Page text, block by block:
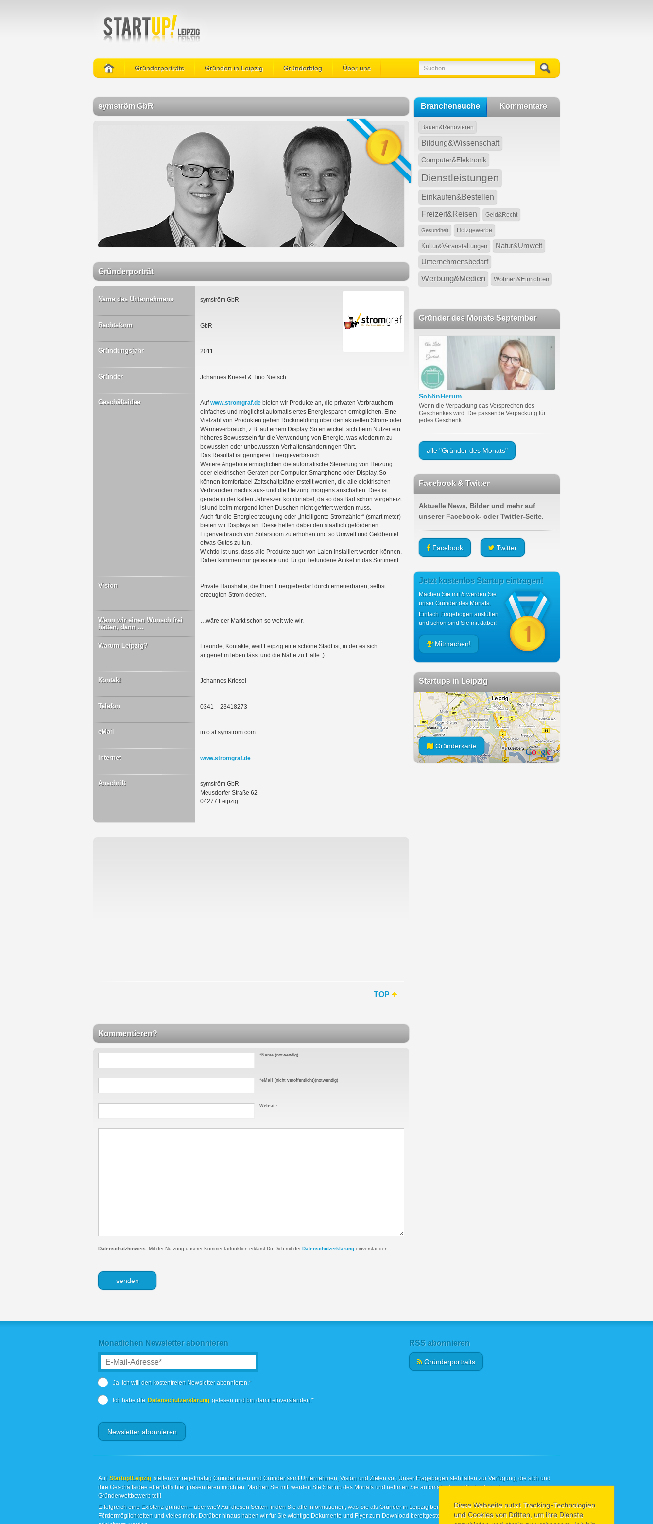
Gründerporträts Gründen in Leipzig Gründerblog Über uns
symström GbR
Gründerporträt
Name des Unternehmens symström GbR
Rechtsform GbR
Gründungsjahr 2011
Gründer Johannes Kriesel & Tino Nietsch
Geschäftsidee Aufwww.stromgraf.de bieten wir Produkte an, die privaten Verbrauchern
einfaches und möglichst automatisiertes Energiesparen ermöglichen. Eine
Vielzahl von Produkten geben Rückmeldung über den aktuellen Strom- oder
Wärmeverbrauch, z.B. auf einem Display. So entwickelt sich beim Nutzer ein
höheres Bewusstsein für die Verwendung von Energie, was wiederum zu
bewussten oder unbewussten Verhaltensänderungen führt.
Das Resultat ist geringerer Energieverbrauch.
Weitere Angebote ermöglichen die automatische Steuerung von Heizung
oder elektrischen Geräten per Computer, Smartphone oder Display. So
können komfortabel Zeitschaltpläne erstellt werden, die alle elektrischen
Verbraucher nachts aus- und die Heizung morgens anschalten. Dies ist
gerade in der kalten Jahreszeit komfortabel, da so das Bad schon vorgeheizt
ist und beim morgendlichen Duschen nicht gefriert werden muss.
Auch für die Energieerzeugung oder „intelligente Stromzähler“ (smart meter)
bieten wir Displays an. Diese helfen dabei den staatlich geförderten
Eigenverbrauch von Solarstrom zu erhöhen und so Umwelt und Geldbeutel
etwas Gutes zu tun.
Wichtig ist uns, dass alle Produkte auch von Laien installiert werden können.
Daher kommen nur getestete und für gut befundene Artikel in das Sortiment.
Vision
Private Haushalte, die Ihren Energiebedarf durch erneuerbaren, selbst
erzeugten Strom decken.
Wenn wir einen Wunsch frei
hätten, dann …
…wäre der Markt schon so weit wie wir.
Warum Leipzig?
Freunde, Kontakte, weil Leipzig eine schöne Stadt ist, in der es sich
angenehm leben lässt und die Nähe zu Halle ;)
Kontakt Johannes Kriesel
Telefon 0341 – 23418273
eMail info at symstrom.com
Internet www.stromgraf.de
Anschrift
symström GbR
Meusdorfer Straße 62
04277 Leipzig
TOP
Kommentieren?
*Name (notwendig)
*eMail (nicht veröffentlicht)(notwendig)
Website
Datenschutzhinweis: Mit der Nutzung unserer Kommentarfunktion erklärst Du Dich mit der Datenschutzerklärung einverstanden.
Branchensuche Kommentare
Bauen&Renovieren
Bildung&Wissenschaft
Computer&Elektronik
Dienstleistungen
Einkaufen&Bestellen
Freizeit&Reisen Geld&Recht
Gesundheit Holzgewerbe
Kultur&Veranstaltungen Natur&Umwelt
Unternehmensbedarf
Werbung&Medien Wohnen&Einrichten
Gründer des Monats September
SchönHerum
Wenn die Verpackung das Versprechen des
Geschenkes wird: Die passende Verpackung für
jedes Geschenk.
alle "Gründer des Monats"
Facebook & Twitter
Aktuelle News, Bilder und mehr auf
unserer Facebook- oder Twitter-Seite.
Facebook Twitter
Jetzt kostenlos Startup eintragen!
Machen Sie mit & werden Sie
unser Gründer des Monats.
Einfach Fragebogen ausfüllen
und schon sind Sie mit dabei!
Mitmachen!
Startups in Leipzig
Gründerkarte
Monatlichen Newsletter abonnieren
Bitte
lasse
Bitte
Ja, ich will den kostenfreien Newsletter abonnieren.*
Ich habe die Datenschutzerklärung gelesen und bin damit einverstanden.*
RSS abonnieren
Gründerportraits
Auf Startup!Leipzig stellen wir regelmäßig Gründerinnen und Gründer samt Unternehmen, Vision und Zielen vor. Unser Fragebogen steht allen zur Verfügung, die sich und
ihre Geschäftsidee ebenfalls hier präsentieren möchten. Machen Sie mit, werden Sie Startup des Monats und nehmen Sie automatisch am Startup!Leipzig-
Gründerwettbewerb teil!
Erfolgreich eine Existenz gründen – aber wie? Auf diesen Seiten finden Sie alle Informationen, was Sie als Gründer in Leipzig benötigen – Ansprechpartner, Institutionen,
Fördermöglichkeiten und vieles mehr. Darüber hinaus haben wir für Sie wichtige Dokumente und Flyer zum Download bereitgestellt, die Ihnen das Gründen in Leipzig
Diese Webseite nutzt Tracking-Technologien
und Cookies von Dritten, um ihre Dienste